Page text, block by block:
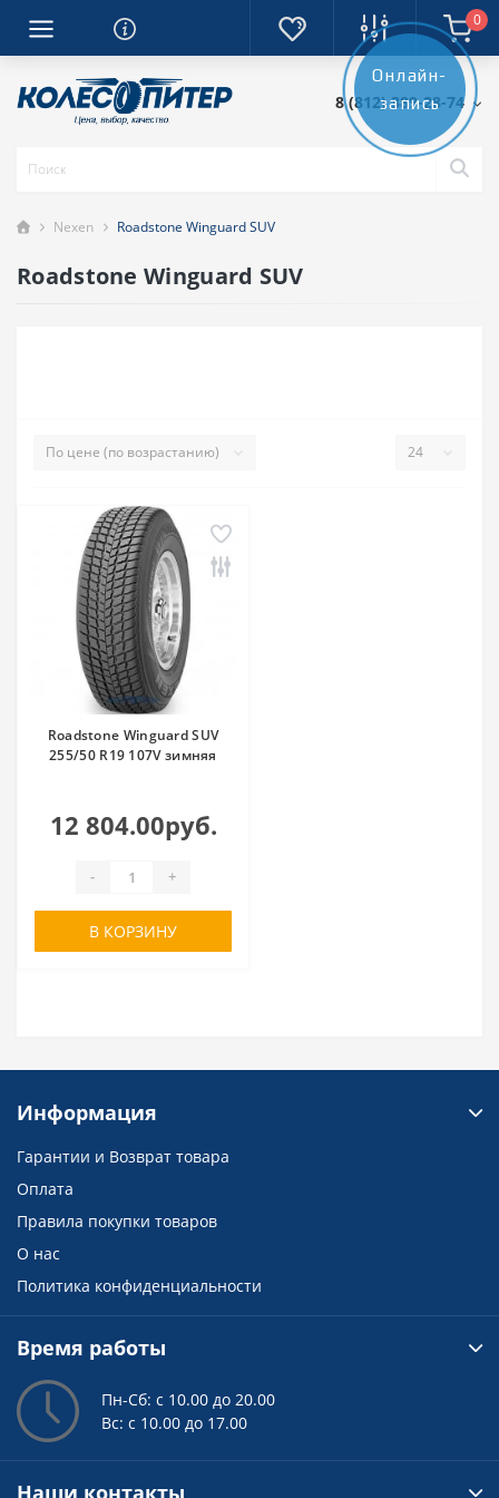
0
8 (812) 389-28-74
Nexen Roadstone Winguard SUV
Roadstone Winguard SUV
Roadstone Winguard SUV
255/50 R19 107V зимняя
12 804.00руб.
- +
В КОРЗИНУ
Онлайн-
запись
Информация
Гарантии и Возврат товара
Оплата
Правила покупки товаров
О нас
Политика конфиденциальности
Время работы
Пн-Сб: с 10.00 до 20.00
Вс: с 10.00 до 17.00
Наши контакты